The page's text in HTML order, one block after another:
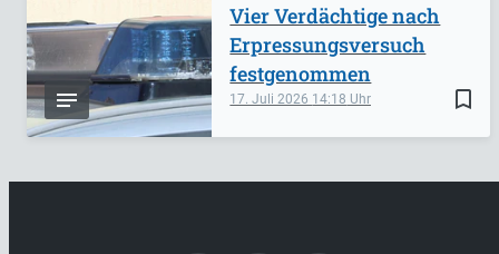
bookmark_border
17. Juli 2026 14:18
Vier Verdächtige nach
Erpressungsversuch
festgenommen